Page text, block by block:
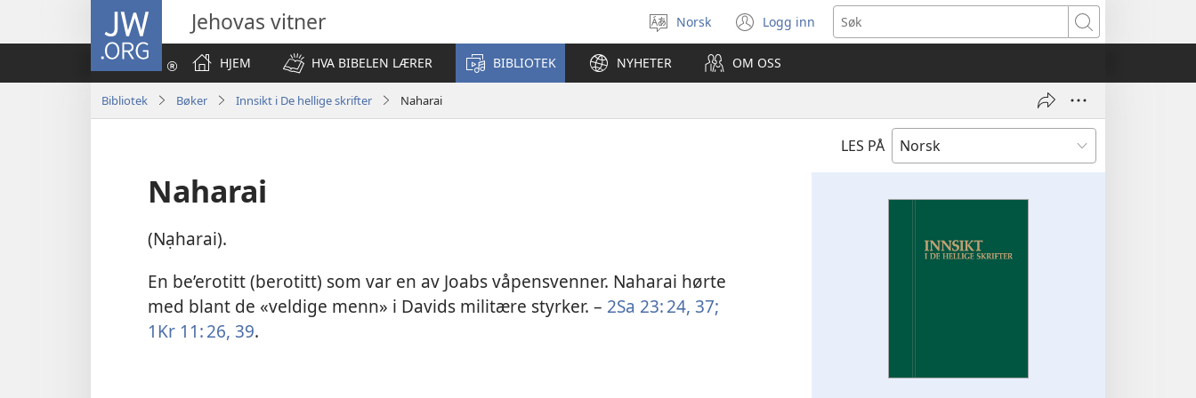
JW.ORG Jehovas vitner
Velg
språk
Norsk Logg inn
(åpner
nytt
vindu)
Søk
HJEM
HVA BIBELEN LÆRER BIBLIOTEK NYHETER OM OSS
Bibliotek Bøker Innsikt i De hellige skrifter Naharai
LES PÅ
Naharai
(Nạharai).
En be’erotitt (berotitt) som var en av Joabs våpensvenner. Naharai hørte
med blant de «veldige menn» i Davids militære styrker. – 2Sa 23: 24, 37;
1Kr 11: 26, 39.